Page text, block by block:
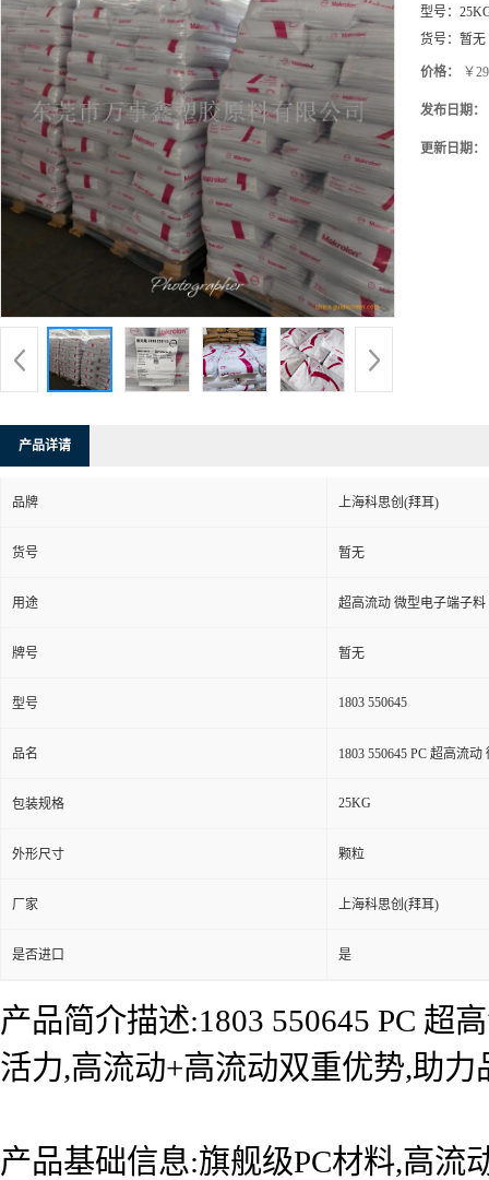
型号：
货号： 暂无
价格： ￥
发布日期：
更新日期：
产品详请
品牌 上海科思创(拜耳)
货号 暂无
用途 超高流动 微型电子端子料
牌号 暂无
型号 1803 550645
品名 1803 550645 PC 超高流
包装规格 25KG
外形尺寸 颗粒
厂家 上海科思创(拜耳)
是否进口 是
产品简介描述:1803 550645 PC 超
活力,高流动+高流动双重优势,助力
产品基础信息:旗舰级PC材料,高流